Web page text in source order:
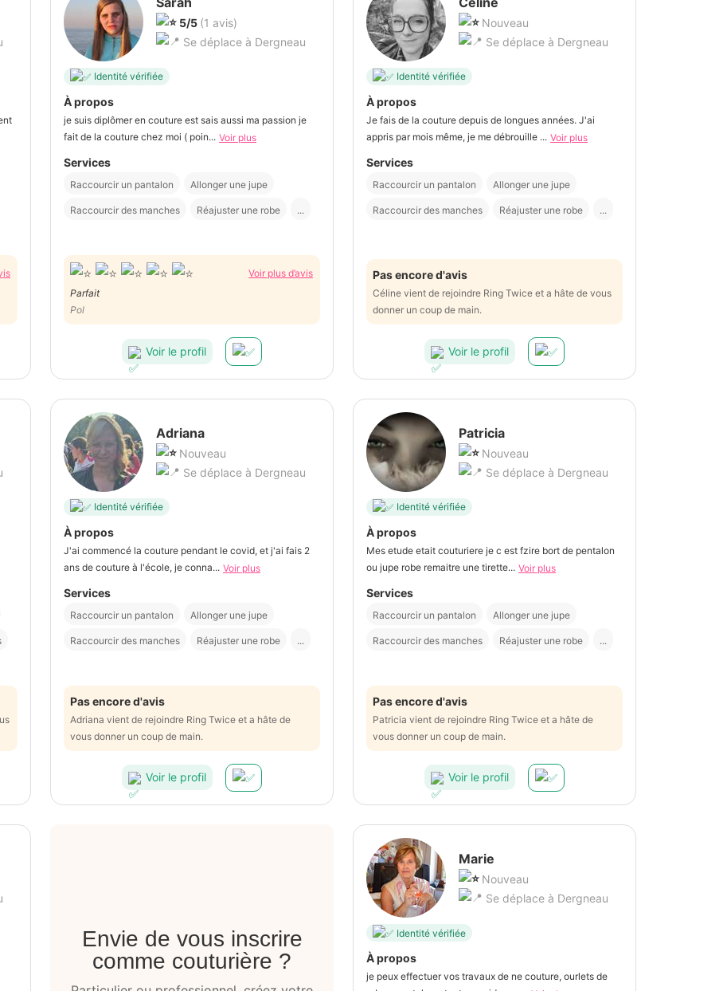
5/5 (1 avis)
Se déplace à Dergneau
Identité vérifiée
À propos
je suis diplômer en couture est sais aussi ma passion je
fait de la couture chez moi ( poin... Voir plus
Services
Raccourcir un pantalon Allonger une jupe
Raccourcir des manches Réajuster une robe ...
Voir plus d’avis
Parfait
Pol
Voir le profil
Nouveau
Se déplace à Dergneau
Identité vérifiée
À propos
Je fais de la couture depuis de longues années. J'ai
appris par mois même, je me débrouille ... Voir plus
Services
Raccourcir un pantalon Allonger une jupe
Raccourcir des manches Réajuster une robe ...
Pas encore d'avis
Céline vient de rejoindre Ring Twice et a hâte de vous
donner un coup de main.
Voir le profil
Adriana
Nouveau
Se déplace à Dergneau
Identité vérifiée
À propos
J'ai commencé la couture pendant le covid, et j'ai fais 2
ans de couture à l'école, je conna... Voir plus
Services
Raccourcir un pantalon Allonger une jupe
Raccourcir des manches Réajuster une robe ...
Pas encore d'avis
Adriana vient de rejoindre Ring Twice et a hâte de
vous donner un coup de main.
Voir le profil
Patricia
Nouveau
Se déplace à Dergneau
Identité vérifiée
À propos
Mes etude etait couturiere je c est fzire bort de pentalon
ou jupe robe remaitre une tirette... Voir plus
Services
Raccourcir un pantalon Allonger une jupe
Raccourcir des manches Réajuster une robe ...
Pas encore d'avis
Patricia vient de rejoindre Ring Twice et a hâte de
vous donner un coup de main.
Voir le profil
Envie de vous inscrire
comme couturière ?
Marie
Nouveau
Se déplace à Dergneau
Identité vérifiée
À propos
je peux effectuer vos travaux de ne couture, ourlets de